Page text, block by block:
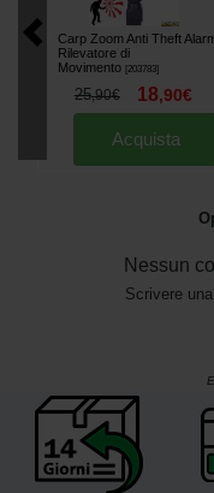
Carp Zoom Anti Theft
Rilevatore di
Movimento [203783]
25,90€ 18,90€
Acquista
Nessun
Scrivere